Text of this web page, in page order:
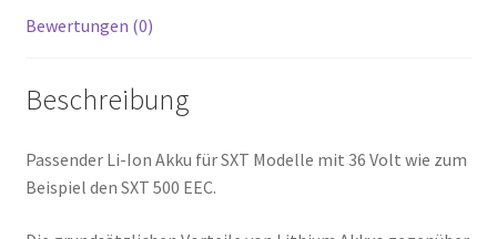
Bewertungen (0)
Beschreibung
Passender Li-Ion Akku für SXT Modelle mit 36 Volt wie zum
Beispiel den SXT 500 EEC.